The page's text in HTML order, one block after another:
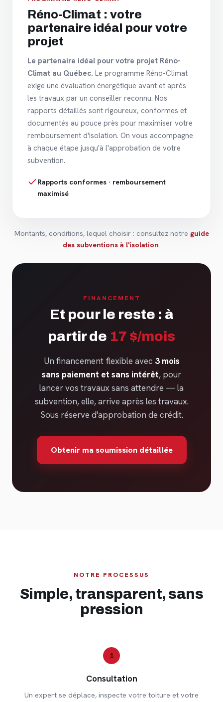
Réno-Climat : votre
partenaire idéal pour votre
projet
Le partenaire idéal pour votre projet Réno-
Climat au Québec. Le programme Réno-Climat
exige une évaluation énergétique avant et après
les travaux par un conseiller reconnu. Nos
rapports détaillés sont rigoureux, conformes et
documentés au pouce près pour maximiser votre
remboursement d'isolation. On vous accompagne
à chaque étape jusqu'à l'approbation de votre
subvention.
Rapports conformes · remboursement
maximisé
Montants, conditions, lequel choisir : consultez notre guide
des subventions à l'isolation.
FINANCEMENT
Et pour le reste : à
partir de 17 $/mois
Un financement flexible avec 3 mois
sans paiement et sans intérêt, pour
lancer vos travaux sans attendre — la
subvention, elle, arrive après les travaux.
Sous réserve d'approbation de crédit.
Obtenir ma soumission détaillée
NOTRE PROCESSUS
Simple, transparent, sans
pression
1
Consultation
Un expert se déplace, inspecte votre toiture et votre